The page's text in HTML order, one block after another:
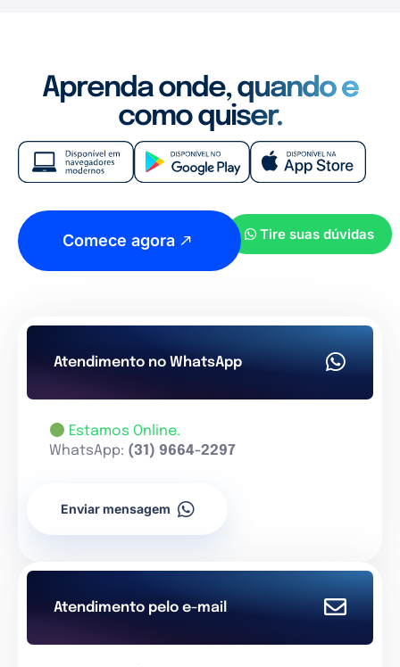
Aprenda onde, quando e
como quiser.
Comece agora Tire suas dúvidas
Atendimento no WhatsApp
Estamos Online.
WhatsApp: (31) 9664-2297
Enviar mensagem
Atendimento pelo e-mail